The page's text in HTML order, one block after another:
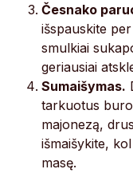
Česnako
išspauskite
smulkiai
geriausiai
Sumaišymas.
tarkuotus
majonezą,
išmaišykite,
masę.